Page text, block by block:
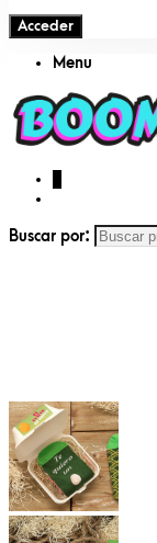
Acceder
Menu
Buscar por: